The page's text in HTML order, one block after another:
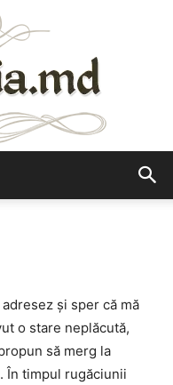
şi sper că mă
o stare neplăcută,
să merg la
În timpul rugăciunii